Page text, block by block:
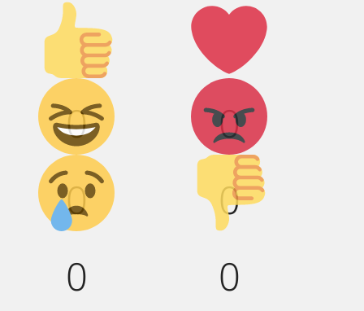
Палец
вверх!
0
Лайк!
0
Дикий
смех!
0
Агрессия!
0
Грусть :(
0
Палец
вниз!
0